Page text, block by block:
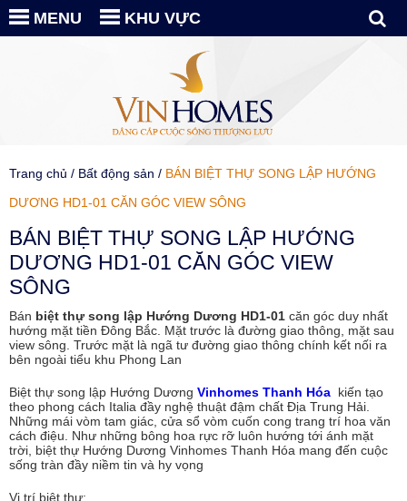
MENU KHU VỰC
Trang chủ / Bất động sản / BÁN BIỆT THỰ SONG LẬP HƯỚNG
DƯƠNG HD1-01 CĂN GÓC VIEW SÔNG
BÁN BIỆT THỰ SONG LẬP HƯỚNG
DƯƠNG HD1-01 CĂN GÓC VIEW
SÔNG
Bán biệt thự song lập Hướng Dương HD1-01 căn góc duy nhất
hướng mặt tiền Đông Bắc. Mặt trước là đường giao thông, mặt sau
view sông. Trước mặt là ngã tư đường giao thông chính kết nối ra
bên ngoài tiểu khu Phong Lan
Biệt thự song lập Hướng Dương Vinhomes Thanh Hóa kiến tạo
theo phong cách Italia đầy nghệ thuật đậm chất Địa Trung Hải.
Những mái vòm tam giác, cửa sổ vòm cuốn cong trang trí hoa văn
cách điệu. Như những bông hoa rực rỡ luôn hướng tới ánh mặt
trời, biệt thự Hướng Dương Vinhomes Thanh Hóa mang đến cuộc
sống tràn đầy niềm tin và hy vọng
Vị trí biệt thự: